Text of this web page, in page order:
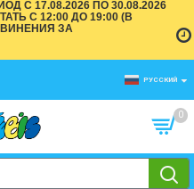
С 17.08.2026 ПО 30.08.2026
С 12:00 ДО 19:00 (В
ЗА
РУССКИЙ
0